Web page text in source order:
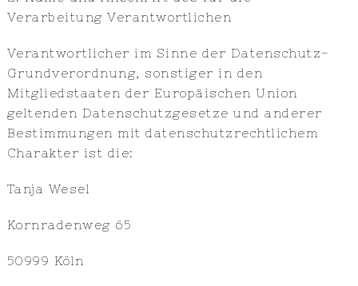
Verarbeitung Verantwortlichen
Verantwortlicher im Sinne der Datenschutz-
Grundverordnung, sonstiger in den
Mitgliedstaaten der Europäischen Union
geltenden Datenschutzgesetze und anderer
Bestimmungen mit datenschutzrechtlichem
Charakter ist die:
Tanja Wesel
Kornradenweg 65
50999 Köln